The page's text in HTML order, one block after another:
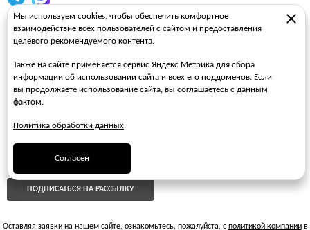
Огнетушители
Пожарные стволы
Пожарные шкафы
FAQ
ПОДПИСАТЬСЯ НА РАССЫЛКУ
Оставляя заявки на нашем сайте, ознакомьтесь, пожалуйста, с политикой компаниив
Мы используем cookies, чтобы обеспечить комфортное
взаимодействие всех пользователей с сайтом и предоставления
целевого рекомендуемого контента.
Также на сайте применяется сервис Яндекс Метрика для сбора
информации об использовании сайта и всех его поддоменов. Если
вы продолжаете использование сайта, вы соглашаетесь с данным
фактом.
Политика обработки данных
Согласен